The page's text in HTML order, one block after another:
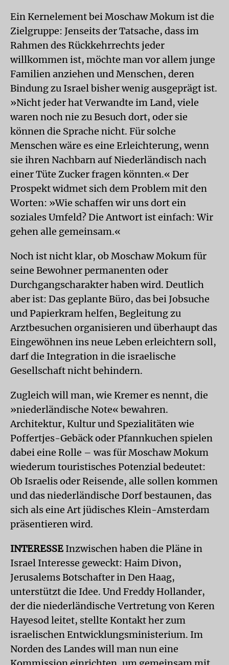
Ein Kernelement bei Moschaw Mokum ist die
Zielgruppe: Jenseits der Tatsache, dass im
Rahmen des Rückkehrrechts jeder
willkommen ist, möchte man vor allem junge
Familien anziehen und Menschen, deren
Bindung zu Israel bisher wenig ausgeprägt ist.
»Nicht jeder hat Verwandte im Land, viele
waren noch nie zu Besuch dort, oder sie
können die Sprache nicht. Für solche
Menschen wäre es eine Erleichterung, wenn
sie ihren Nachbarn auf Niederländisch nach
einer Tüte Zucker fragen könnten.« Der
Prospekt widmet sich dem Problem mit den
Worten: »Wie schaffen wir uns dort ein
soziales Umfeld? Die Antwort ist einfach: Wir
gehen alle gemeinsam.«
Noch ist nicht klar, ob Moschaw Mokum für
seine Bewohner permanenten oder
Durchgangscharakter haben wird. Deutlich
aber ist: Das geplante Büro, das bei Jobsuche
und Papierkram helfen, Begleitung zu
Arztbesuchen organisieren und überhaupt das
Eingewöhnen ins neue Leben erleichtern soll,
darf die Integration in die israelische
Gesellschaft nicht behindern.
Zugleich will man, wie Kremer es nennt, die
»niederländische Note« bewahren.
Architektur, Kultur und Spezialitäten wie
Poffertjes-Gebäck oder Pfannkuchen spielen
dabei eine Rolle – was für Moschaw Mokum
wiederum touristisches Potenzial bedeutet:
Ob Israelis oder Reisende, alle sollen kommen
und das niederländische Dorf bestaunen, das
sich als eine Art jüdisches Klein-Amsterdam
präsentieren wird.
INTERESSE Inzwischen haben die Pläne in
Israel Interesse geweckt: Haim Divon,
Jerusalems Botschafter in Den Haag,
unterstützt die Idee. Und Freddy Hollander,
der die niederländische Vertretung von Keren
Hayesod leitet, stellte Kontakt her zum
israelischen Entwicklungsministerium. Im
Norden des Landes will man nun eine